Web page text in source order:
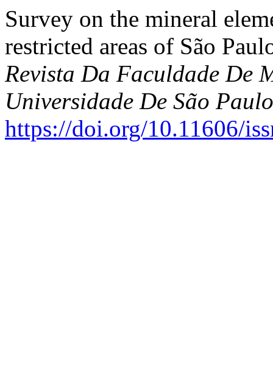
Survey on the mineral
restricted areas of São
Revista Da Faculdade De
Universidade De São Paulo
https://doi.org/10.11606/